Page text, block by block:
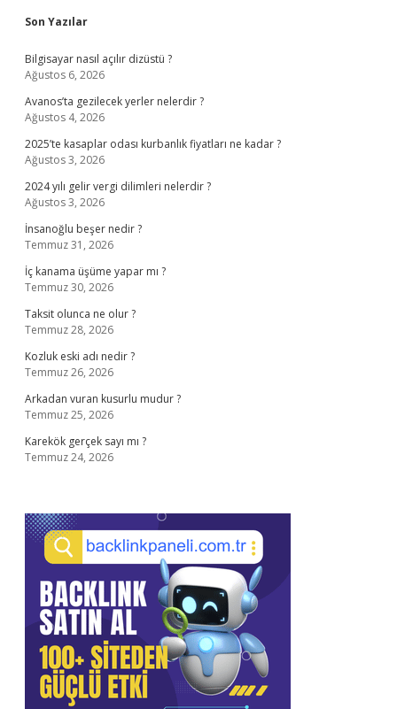
Sidebar
Son Yazılar
Bilgisayar nasıl açılır dizüstü ?
Ağustos 6, 2026
Avanos’ta gezilecek yerler nelerdir ?
Ağustos 4, 2026
2025’te kasaplar odası kurbanlık fiyatları ne kadar ?
Ağustos 3, 2026
2024 yılı gelir vergi dilimleri nelerdir ?
Ağustos 3, 2026
İnsanoğlu beşer nedir ?
Temmuz 31, 2026
İç kanama üşüme yapar mı ?
Temmuz 30, 2026
Taksit olunca ne olur ?
Temmuz 28, 2026
Kozluk eski adı nedir ?
Temmuz 26, 2026
Arkadan vuran kusurlu mudur ?
Temmuz 25, 2026
Karekök gerçek sayı mı ?
Temmuz 24, 2026